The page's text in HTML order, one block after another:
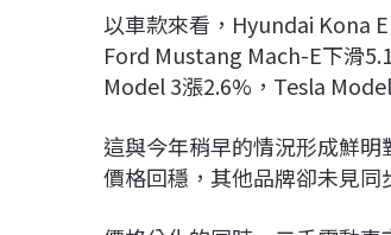
以車款來看， Hyundai Kona
Ford Mustang Mach-E下滑
Model 3漲2.6%， Tesla
這與今年稍早的情況形成鮮
價格回穩，其他品牌卻未見同